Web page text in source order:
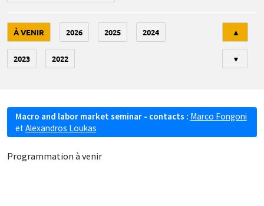
À VENIR 2026 2025 2024
2023 2022
▲
▼
Macro and labor market seminar - contacts : Marco Fongoni
et Alexandros Loukas
Programmation à venir